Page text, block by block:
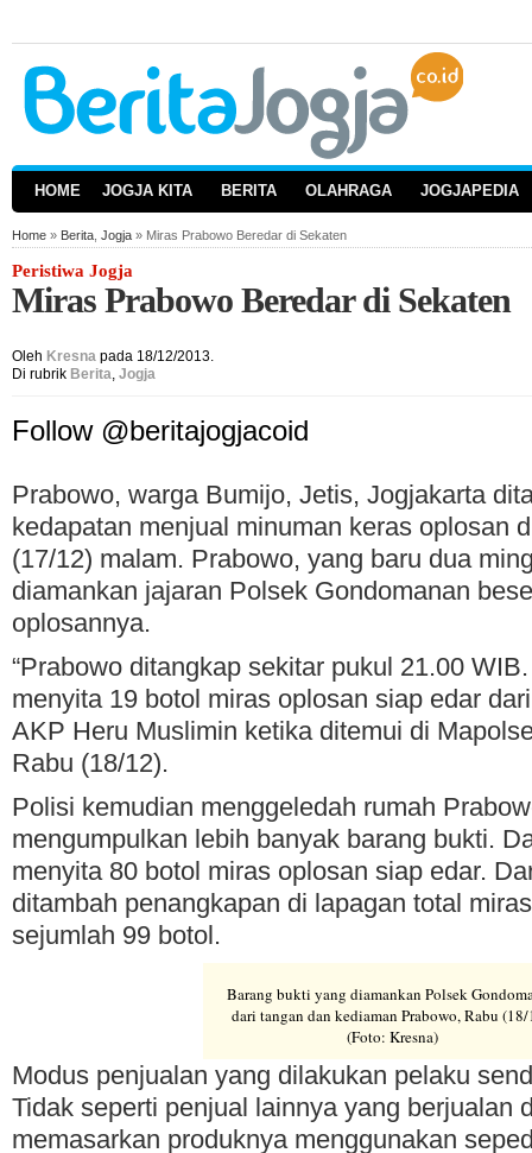
HOME JOGJA KITA BERITA OLAHRAGA JOGJAPEDIA
Home » Berita Jogja » Miras Prabowo Beredar di Sekaten
Peristiwa Jogja
Miras Prabowo Beredar di Sekaten
Oleh Kresna pada 18/12/2013.
Di rubrik Berita, Jogja
Follow @beritajogjacoid
Prabowo, warga Bumijo, Jetis, Jogjakarta
kedapatan menjual minuman keras oplosan
(17/12) malam. Prabowo, yang baru dua
diamankan jajaran Polsek Gondomanan
oplosannya.
“Prabowo ditangkap sekitar pukul 21.00
menyita 19 botol miras oplosan siap edar
AKP Heru Muslimin ketika ditemui di
Rabu (18/12).
Polisi kemudian menggeledah rumah
mengumpulkan lebih banyak barang bukti.
menyita 80 botol miras oplosan siap edar.
ditambah penangkapan di lapagan total
sejumlah 99 botol.
Barang bukti yang diamankan Polsek
dari tangan dan kediaman Prabowo, Rabu (18/
(Foto: Kresna)
Modus penjualan yang dilakukan pelaku
Tidak seperti penjual lainnya yang berjualan
memasarkan produknya menggunakan